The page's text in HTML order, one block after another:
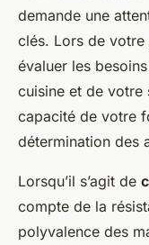
demande une
clés. Lors de votre
évaluer les
cuisine et de votre
capacité de votre
détermination des
Lorsqu’il s’agit de
compte de la
polyvalence des